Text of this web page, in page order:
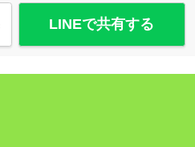
LINEで共有する